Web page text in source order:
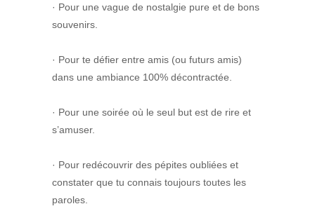
· Pour une vague de nostalgie pure et de bons
souvenirs.
· Pour te défier entre amis (ou futurs amis)
dans une ambiance 100% décontractée.
· Pour une soirée où le seul but est de rire et
s’amuser.
· Pour redécouvrir des pépites oubliées et
constater que tu connais toujours toutes les
paroles.